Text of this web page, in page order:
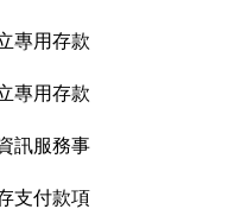
專用存款
專用存款
訊服務事
支付款項